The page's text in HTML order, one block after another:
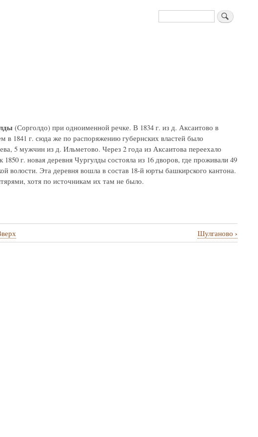
Поиск
(Сорголдо) при одноименной речке. В 1834 г. из д. Аксаитово в
в 1841 г. сюда же по распоряжению губернских властей было
5 мужчин из д. Ильметово. Через 2 года из Аксаитова переехало
г. новая деревня Чургулды состояла из 16 дворов, где проживали 49
Эта деревня вошла в состав 18-й юрты башкирского кантона.
хотя по источникам их там не было.
Шулганово ›